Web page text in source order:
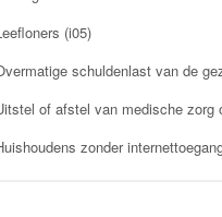
(i05)
schuldenlast van de
of afstel van medische zorg
zonder